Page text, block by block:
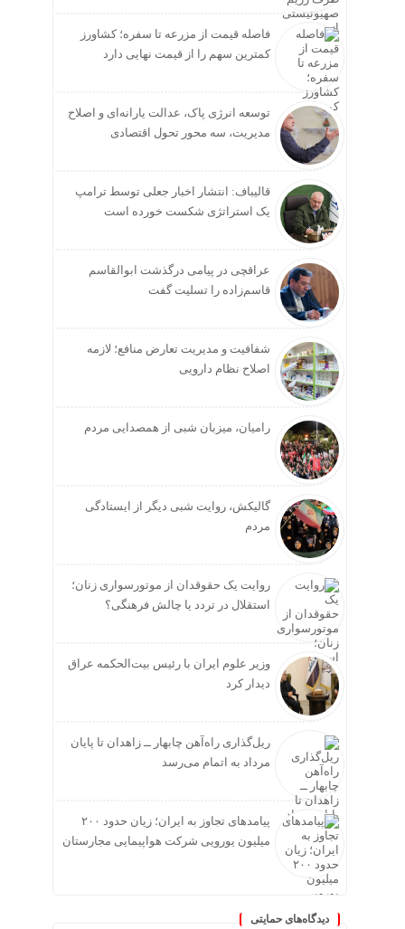
فاصله قیمت از مزرعه تا سفره؛ کشاورز
کمترین سهم را از قیمت نهایی دارد
توسعه انرژی پاک، عدالت یارانه‌ای و اصلاح
مدیریت، سه محور تحول اقتصادی
قالیباف: انتشار اخبار جعلی توسط ترامپ
یک استراتژی شکست خورده است
عراقچی در پیامی درگذشت ابوالقاسم
قاسم‌زاده را تسلیت گفت
شفافیت و مدیریت تعارض منافع؛ لازمه
اصلاح نظام دارویی
رامیان، میزبان شبی از همصدایی مردم
گالیکش، روایت شبی دیگر از ایستادگی
مردم
روایت یک حقوقدان از موتورسواری زنان؛
استقلال در تردد یا چالش فرهنگی؟
وزیر علوم ایران با رئیس بیت‌الحکمه عراق
دیدار کرد
ریل‌گذاری راه‌آهن چابهار ــ زاهدان تا پایان
مرداد به اتمام می‌رسد
پیامدهای تجاوز به ایران؛ زیان حدود ۲۰۰
میلیون یورویی شرکت هواپیمایی مجارستان
دیدگاه‌های حمایتی